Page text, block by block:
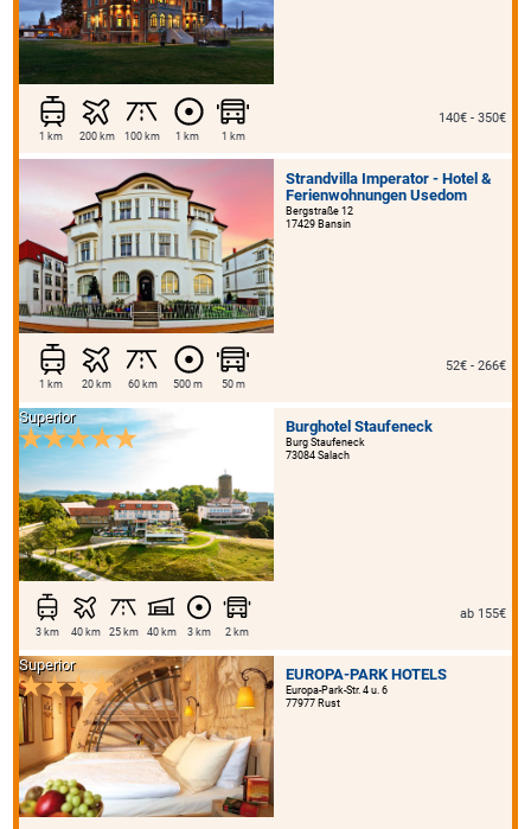
1 km 200 km 100 km 1 km 1 km
140€ - 350€
Strandvilla Imperator - Hotel &
Ferienwohnungen Usedom
Bergstraße 12
17429 Bansin
1 km 20 km 60 km 500 m 50 m
52€ - 266€
Burghotel Staufeneck
Burg Staufeneck
73084 Salach
Superior
3 km 40 km 25 km 40 km 3 km 2 km
ab 155€
EUROPA-PARK HOTELS
Europa-Park-Str. 4 u. 6
77977 Rust
Superior